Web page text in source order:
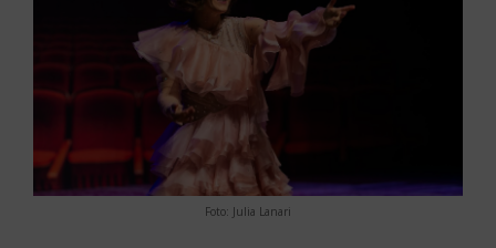
Foto: Julia Lanari